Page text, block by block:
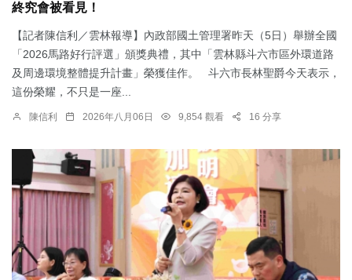
終究會被看見！
【記者陳信利／雲林報導】內政部國土管理署昨天（5日）舉辦全國
「2026馬路好行評選」頒獎典禮，其中「雲林縣斗六市區外環道路
及周邊環境整體提升計畫」榮獲佳作。 斗六市長林聖爵今天表示，
這份榮耀，不只是一座...
陳信利 2026年八月06日 9,854 觀看 16 分享